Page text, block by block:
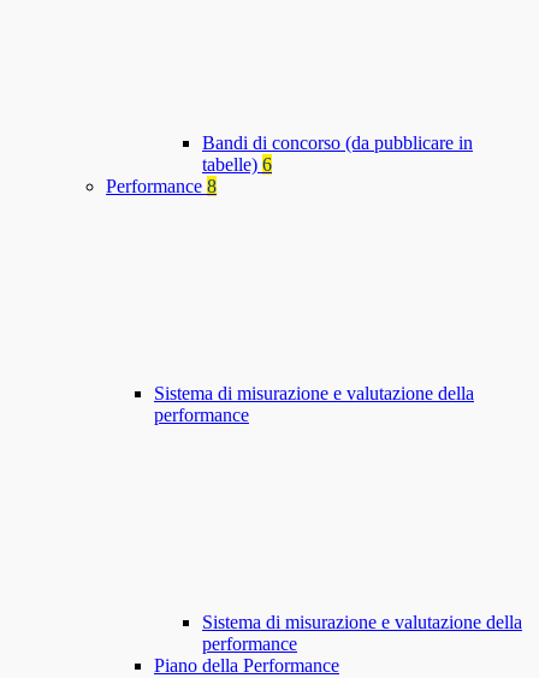
Bandi di concorso (da pubblicare in
tabelle) 6
Performance 8
Sistema di misurazione e valutazione della
performance
Sistema di misurazione e valutazione della
performance
Piano della Performance